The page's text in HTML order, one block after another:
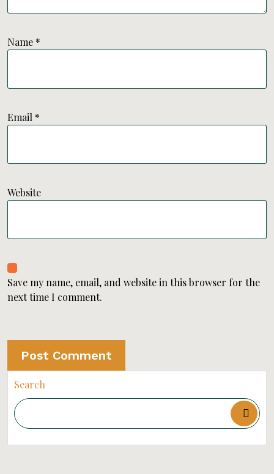
Name *
Email *
Website
Save my name, email, and website in this browser for the
next time I comment.
Search